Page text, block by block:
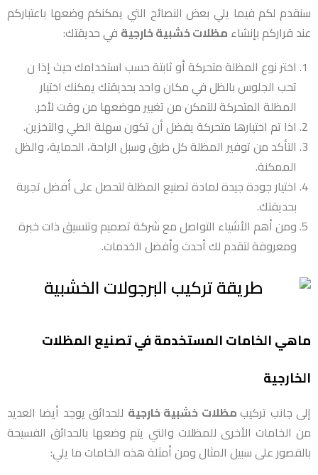
سنقدم لكم فيما يلي بعض النصائح التي يمكنكم وضعها باعتباركم
عند قراركم بإنشاء مظلات خشبية خارجية في حديقتك:
اختر نوع المظلة متحركة أو ثابتة حسب استخدامك حيث إذا ن
تحب الجلوس بالظل في مكان واحد بحديقتك يمكنك اختيار
المظلة المتحركة للتمكن من تغيير موضعها من وقت لأخر.
اذا تم اختيارها متحركة يفضل أن تكون سهلة الطي والتخزين.
التأكد من توفير المظلة كل طرق وسبل الراحة، الحماية، والظل
الممكنة.
اختيار جودة جيدة لمادة تصنيع المظلة لتحصل على أفضل تجربة
بحديقتك.
ومن أهم الأشياء التواصل مع شركة تصميم وتنسيق ذات خبرة
ومعروفة لتقدم لك أحدث وأفضل الخدمات.
ماهي الخامات المستخدمة في تصنيع المظلات
الخارجية
إلى جانب تركيبمظلات خشبية خارجية للحدائق يوجد أيضا العديد
من الخامات الأخرى للمظلات والتي يتم وضعها بالحدائق الفسيحة
بالقصور على سبيل المثال ومن أمثلة هذه الخامات ما يلي: